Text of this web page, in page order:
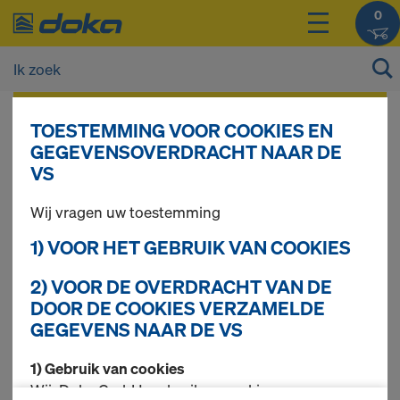
0
inloggenbekijken.
DokaPly Berken
3 producten gevonden
Meest gezocht
DokaPly berken SC 18mm
TOESTEMMING VOOR COOKIES EN
GEGEVENSOVERDRACHT NAAR DE
VS
Wij vragen uw toestemming
1) VOOR HET GEBRUIK VAN COOKIES
2) VOOR DE OVERDRACHT VAN DE
DOOR DE COOKIES VERZAMELDE
GEGEVENS NAAR DE VS
1) Gebruik van cookies
Wij, Doka GmbH, gebruiken cookies en